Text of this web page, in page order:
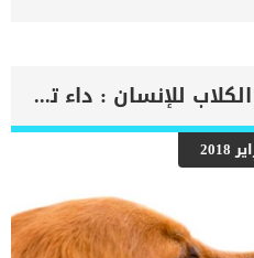
مع امه فى هذه المرحلة العمرية
حتى من قبل المربى. كما انه في نفس
في التفكير في غير القطط ، مثل
فى المنزل. اقرا ايضا: حقائق عن
على رأسي ؟ كيف انشئ قطة
العالم بالتدريج, وتقدم لك كل شئ
التجربة الجديد, فمثلا ستجد ان
فى الحامل ووضعها فى السيارة
تربط هذه […]
الامراض التي تسببها الكلاب للإنسان : داء توليري أو حمى الأرانب